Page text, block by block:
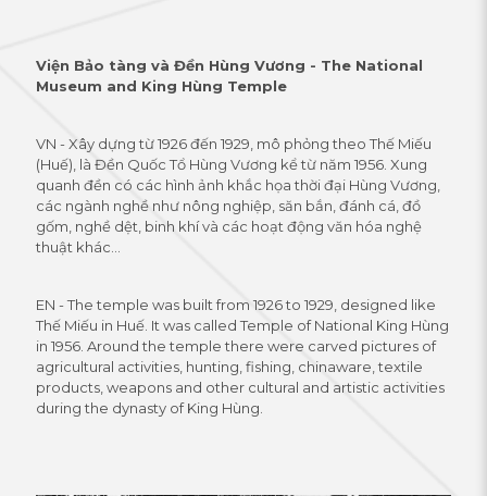
Viện Bảo tàng và Đền Hùng Vương - The National
Museum and King Hùng Temple
VN - Xây dựng từ 1926 đến 1929, mô phỏng theo Thế Miếu
(Huế), là Đền Quốc Tổ Hùng Vương kể từ năm 1956. Xung
quanh đền có các hình ảnh khắc họa thời đại Hùng Vương,
các ngành nghề như nông nghiệp, săn bắn, đánh cá, đồ
gốm, nghề dệt, binh khí và các hoạt động văn hóa nghệ
thuật khác...
EN - The temple was built from 1926 to 1929, designed like
Thế Miếu in Huế. It was called Temple of National King Hùng
in 1956. Around the temple there were carved pictures of
agricultural activities, hunting, fishing, chinaware, textile
products, weapons and other cultural and artistic activities
during the dynasty of King Hùng.